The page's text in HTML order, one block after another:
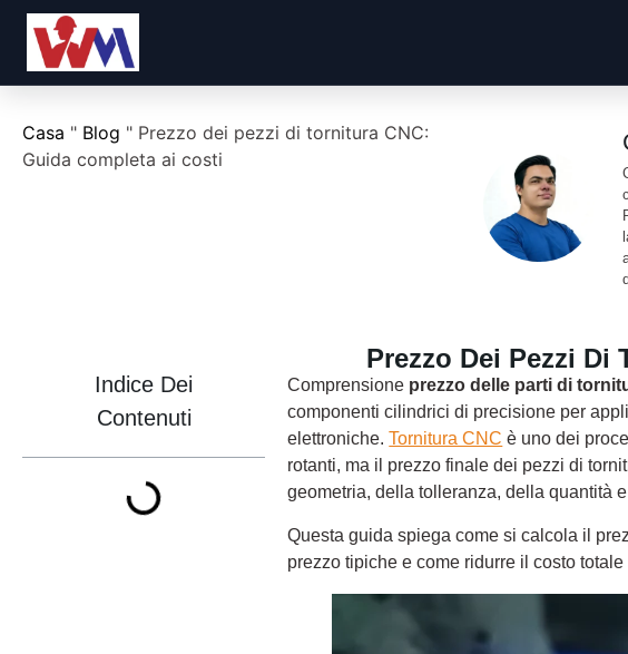
Casa " Blog " Prezzo dei pezzi di tornitura CNC:
Guida completa ai costi
Indice Dei
Contenuti
Prezzo Dei Pezzi Di
Comprensione prezzo delle parti di
componenti cilindrici di precisione per
elettroniche.Tornitura CNC è uno dei
rotanti, ma il prezzo finale dei pezzi di
geometria, della tolleranza, della quantità
Questa guida spiega come si calcola il
prezzo tipiche e come ridurre il costo